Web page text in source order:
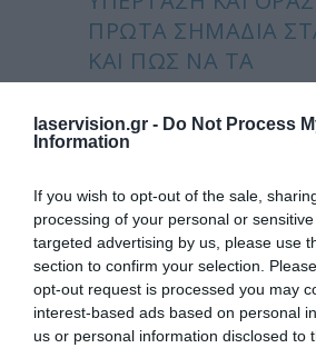
laservision.gr - Do Not Process
Information
If you wish to opt-out of the sale,
processing of your personal or
targeted advertising by us, please use
section to confirm your selection.
opt-out request is processed you may
interest-based ads based on personal
us or personal information disclosed to
ΠΡΏΤΑ ΣΗΜΆΔΙΑ
ΚΑΙ ΠΏΣ ΝΑ ΤΑ
ΑΝΑΓΝΩΡΊΣΕΤΕ
Παρόμοιες αγγειακές
σώματος με ίδιου
όπως τα νεφρά, το
σύστημα και ο εγκέφαλος.
οι ασθενείς μπορεί να